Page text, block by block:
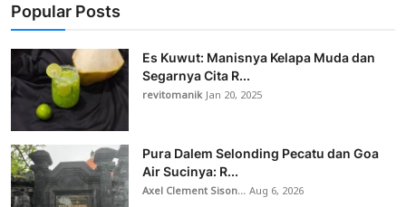
Popular Posts
Es Kuwut: Manisnya Kelapa Muda dan
Segarnya Cita R...
revitomanikJan 20, 2025
Pura Dalem Selonding Pecatu dan Goa
Air Sucinya: R...
Axel Clement Sison...Aug 6, 2026